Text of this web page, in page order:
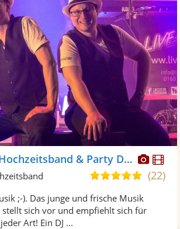
Liveact WG - Hochzeitsband & Party Duo
5,0
5
(22)
;-). Das junge und frische Musik
stellt sich vor und empfiehlt sich für
Art! Ein DJ ...